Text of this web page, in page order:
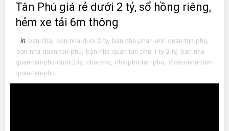
Tân Phú giá rẻ dưới 2 tỷ, sổ hồng riêng,
hẻm xe tải 6m thông
in ban-nha, ban-nha-duoi-2-ty, ban-nha-phan-anh-quan-tan-phu,
ban-nha-quan-tan-phu, ban-nha-quan-tan-phu-1-ty-2-ty, ban-nha-
quan-tan-phu-duoi-2-ty, nha-pho, nha-pho-tan-phu, Video-nha-ban-
quan-tan-phu